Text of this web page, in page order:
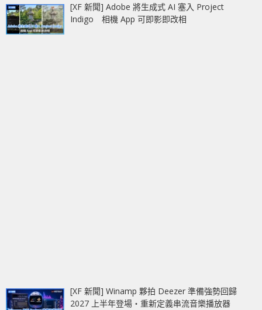
[XF 新聞] Adobe 將生成式 AI 塞入 Project
Indigo 相機 App 可即影即改相
[XF 新聞] Winamp 夥拍 Deezer 準備強勢回歸
2027 上半年登場‧重新定義串流音樂播放器